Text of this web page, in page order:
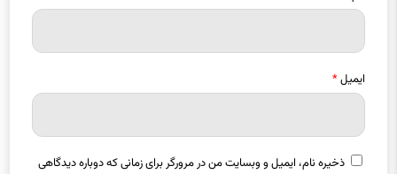
ایمیل*
ذخیره نام، ایمیل و وبسایت من در مرورگر برای زمانی که دوباره دیدگاهی
می‌نویسم.